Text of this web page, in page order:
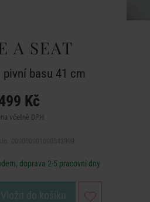
A SEAT
pivní basu 41 cm
Kč
včetně DPH
doprava 2-5 pracovní dny
Vložit do košíku